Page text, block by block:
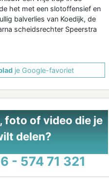
het met een slotoffensief en
balverlies van Koedijk, de
scheidsrechter Speerstra
je Google-favoriet
foto of video die je
delen?
- 574 71 321